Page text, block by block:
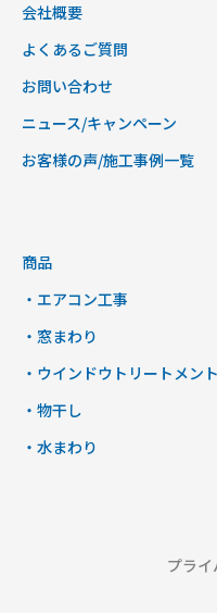
会社概要
よくあるご質問
お問い合わせ
ニュース/キャンペーン
お客様の声/施工事例一覧
商品
・エアコン工事
・窓まわり
・ウインドウトリートメント
・物干し
・水まわり
プラ